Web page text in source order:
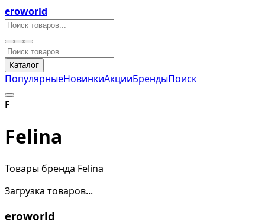
eroworld
Каталог
ПопулярныеНовинкиАкцииБрендыПоиск
F
Felina
Товары бренда Felina
Загрузка товаров...
eroworld